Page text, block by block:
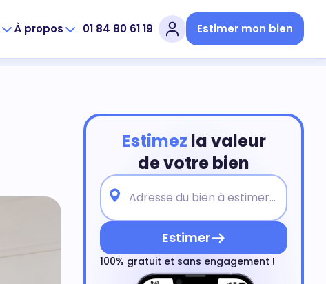
À propos 01 84 80 61 19 Estimer mon bien
Estimez la valeur
de votre bien
Estimer
100% gratuit et sans engagement !